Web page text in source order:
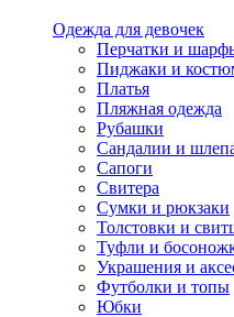
Одежда для девочек
Перчатки и
Пиджаки и
Платья
Пляжная одежда
Рубашки
Сандалии и
Сапоги
Свитера
Сумки и рюкзаки
Толстовки и
Туфли и
Украшения и
Футболки и топы
Юбки